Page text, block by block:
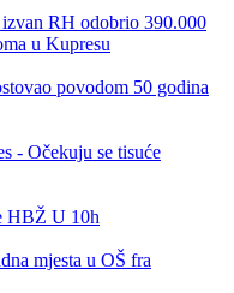
RH odobrio 390.000
u Kupresu
povodom 50 godina
- Očekuju se tisuće
HBŽ U 10h
mjesta u OŠ fra